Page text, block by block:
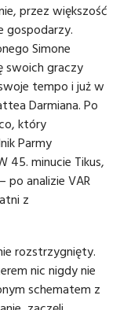
przez większość
gospodarzy.
Simone
swoich graczy
tempo i już w
Darmiana. Po
który
Parmy
45. minucie Tikus,
po analizie VAR
z
rozstrzygnięty.
nic nigdy nie
schematem z